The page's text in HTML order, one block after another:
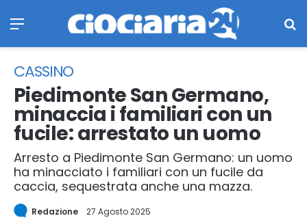
CASSINO
Piedimonte San Germano,
minaccia i familiari con un
fucile: arrestato un uomo
Arresto a Piedimonte San Germano: un uomo
ha minacciato i familiari con un fucile da
caccia, sequestrata anche una mazza.
Redazione 27 Agosto 2025